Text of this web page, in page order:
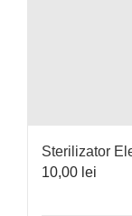
Sterilizator
10,00 lei